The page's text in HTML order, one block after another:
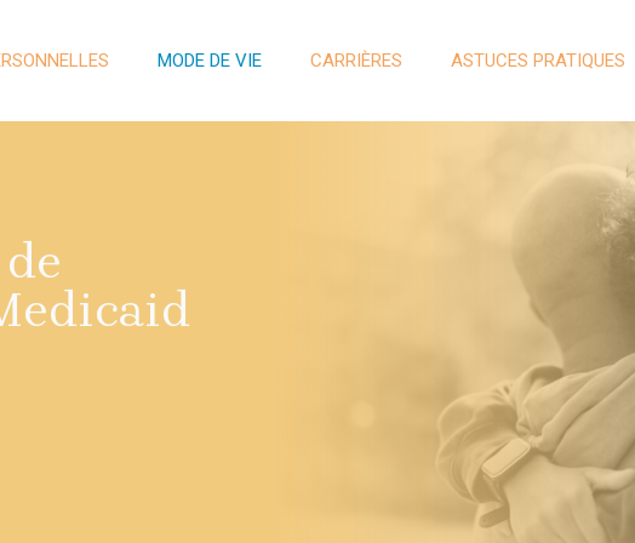
MODE DE VIE CARRIÈRES ASTUCES PRATIQUES